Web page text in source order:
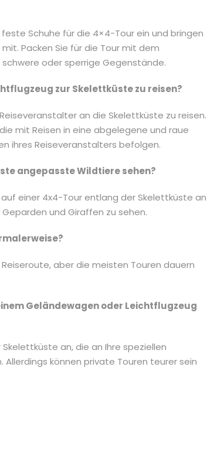
Schuhe für die 4×4-Tour ein und bringen
Packen Sie für die Tour mit dem
oder sperrige Gegenstände.
zur Skelettküste zu reisen?
an die Skelettküste zu reisen.
mit Reisen in eine abgelegene und raue
ihres Reiseveranstalters befolgen.
angepasste Wildtiere sehen?
einer 4x4-Tour entlang der Skelettküste an
und Giraffen zu sehen.
aber die meisten Touren dauern
Geländewagen oder Leichtflugzeug
an, die an Ihre speziellen
können private Touren teurer sein